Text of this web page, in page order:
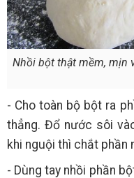
Nhồi bột thật mềm, mịn
- Cho toàn bộ bột ra
thẳng. Đổ nước sôi
khi nguội thì chắt phần
- Dùng tay nhồi phần